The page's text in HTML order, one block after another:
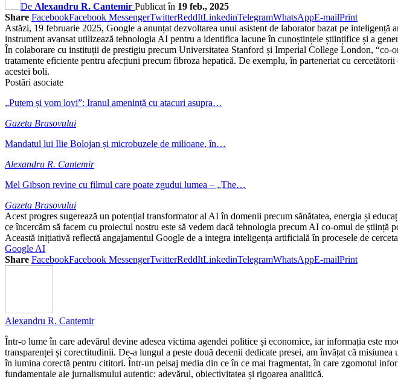
De Alexandru R. Cantemir Publicat în 19 feb., 2025
Share FacebookFacebook MessengerTwitterReddItLinkedinTelegramWhatsAppE-mailPrint
Astăzi, 19 februarie 2025, Google a anunțat dezvoltarea unui asistent de laborator bazat pe
instrument avansat utilizează tehnologia AI pentru a identifica lacune în cunoștințele științifice și a
În colaborare cu instituții de prestigiu precum Universitatea Stanford și Imperial College London,
tratamente eficiente pentru afecțiuni precum fibroza hepatică. De exemplu, în parteneriat cu
acestei boli.
Postări asociate
„Putem și vom lovi”: Iranul amenință cu atacuri asupra…
Gazeta Brasovului
Mandatul lui Ilie Bolojan și microbuzele de milioane, în…
Alexandru R. Cantemir
Mel Gibson revine cu filmul care poate zgudui lumea – „The…
Gazeta Brasovului
Acest progres sugerează un potențial transformator al AI în domenii precum sănătatea, energia și
ce încercăm să facem cu proiectul nostru este să vedem dacă tehnologia precum AI co-omul de
Această inițiativă reflectă angajamentul Google de a integra inteligența artificială în procesele de
Google AI
Share FacebookFacebook MessengerTwitterReddItLinkedinTelegramWhatsAppE-mailPrint
Alexandru R. Cantemir
Într-o lume în care adevărul devine adesea victima agendei politice și economice, iar informația este
transparenței și corectitudinii. De-a lungul a peste două decenii dedicate presei, am învățat că
în lumina corectă pentru cititori. Într-un peisaj media din ce în ce mai fragmentat, în care zgomotul
fundamentale ale jurnalismului autentic: adevărul, obiectivitatea și rigoarea analitică.